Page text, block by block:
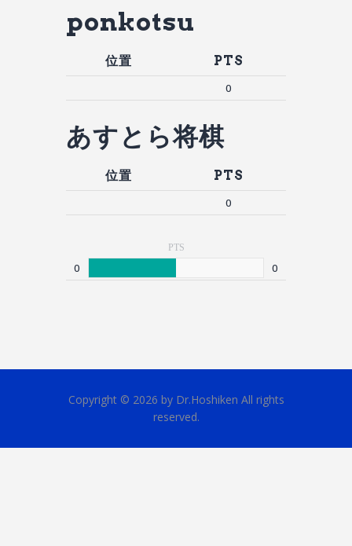
ponkotsu
位置 PTS
0
あすとら将棋
位置 PTS
0
PTS
0 0
Copyright © 2026 by Dr.Hoshiken All rights
reserved.